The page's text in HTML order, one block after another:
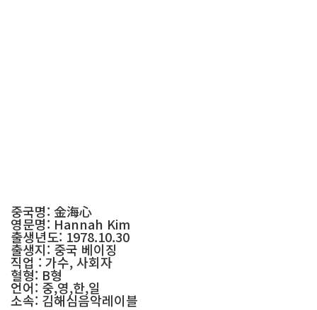
중국명: 金海心
영문명: Hannah Kim
출생년도: 1978.10.30
출생지: 중국 베이징
직업 : 가수, 사회자
혈형: B형
언어: 중,영,한,일
소속: 김해심음악레이블